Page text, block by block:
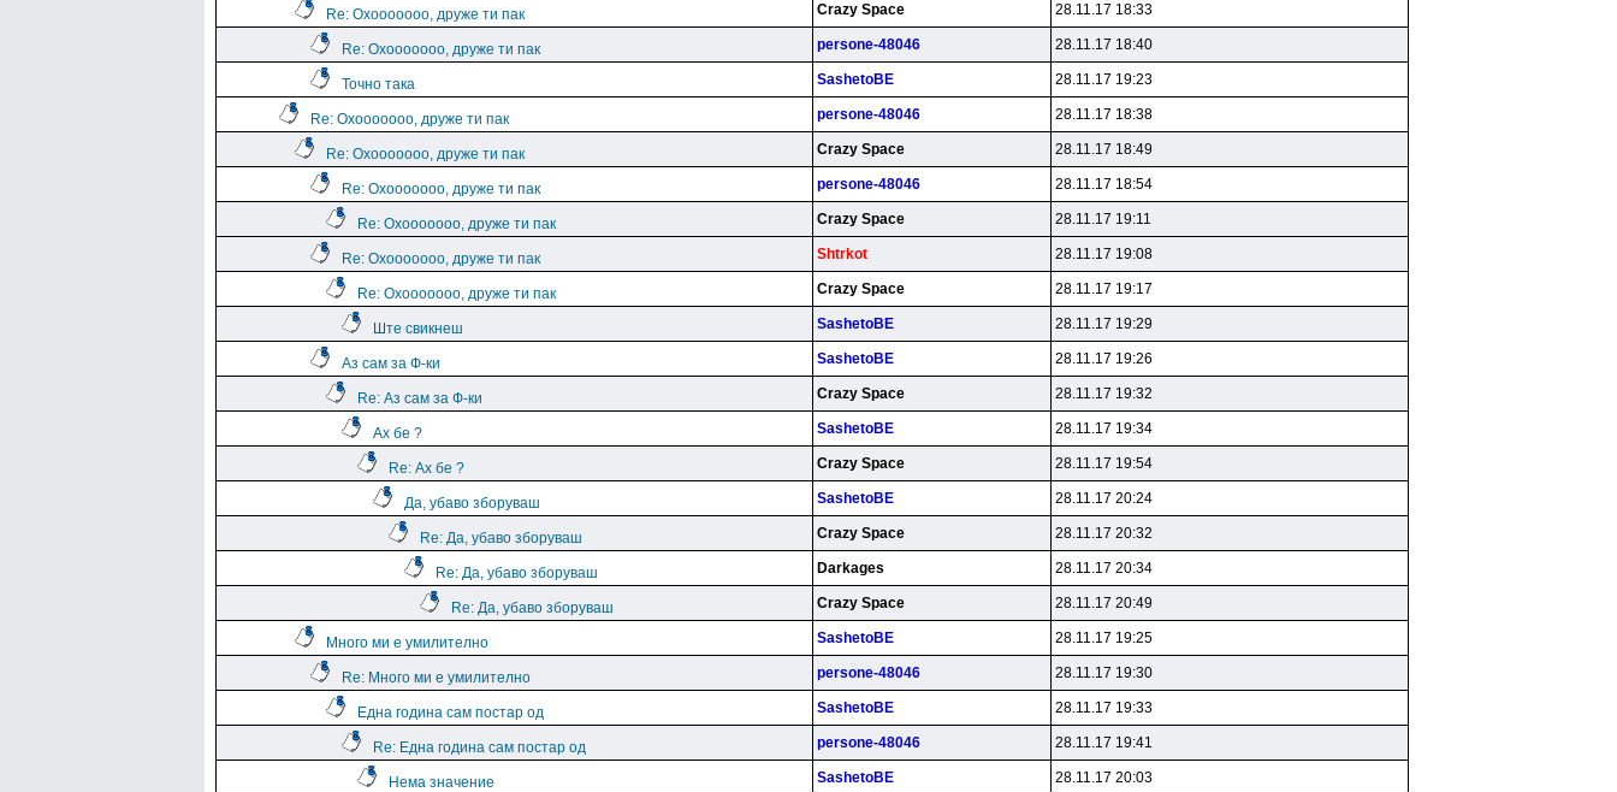
Re: Охооооооо, друже ти пак Crazy Space 28.11.17 18:33
Re: Охооооооо, друже ти пак persone-48046 28.11.17 18:40
Точно така SashetoBE 28.11.17 19:23
Re: Охооооооо, друже ти пак persone-48046 28.11.17 18:38
Re: Охооооооо, друже ти пак Crazy Space 28.11.17 18:49
Re: Охооооооо, друже ти пак persone-48046 28.11.17 18:54
Re: Охооооооо, друже ти пак Crazy Space 28.11.17 19:11
Re: Охооооооо, друже ти пак Shtrkot 28.11.17 19:08
Re: Охооооооо, друже ти пак Crazy Space 28.11.17 19:17
Ште свикнеш SashetoBE 28.11.17 19:29
Аз сам за Ф-ки SashetoBE 28.11.17 19:26
Re: Аз сам за Ф-ки Crazy Space 28.11.17 19:32
Ах бе ? SashetoBE 28.11.17 19:34
Re: Ах бе ? Crazy Space 28.11.17 19:54
Да, убаво зборуваш SashetoBE 28.11.17 20:24
Re: Да, убаво зборуваш Crazy Space 28.11.17 20:32
Re: Да, убаво зборуваш Darkages 28.11.17 20:34
Re: Да, убаво зборуваш Crazy Space 28.11.17 20:49
Много ми е умилително SashetoBE 28.11.17 19:25
Re: Много ми е умилително persone-48046 28.11.17 19:30
Една година сам постар од SashetoBE 28.11.17 19:33
Re: Една година сам постар од persone-48046 28.11.17 19:41
Нема значение SashetoBE 28.11.17 20:03